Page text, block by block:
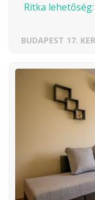
Ritka
BUDAPEST 17.